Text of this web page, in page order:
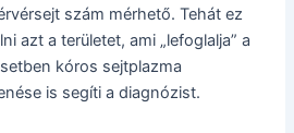
szám mérhető. Tehát ez
azt a területet, ami „lefoglalja” a
kóros sejtplazma
is segíti a diagnózist.